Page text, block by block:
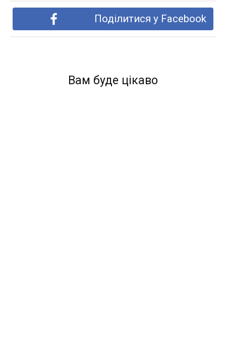
Поділитися у Facebook
Вам буде цікаво